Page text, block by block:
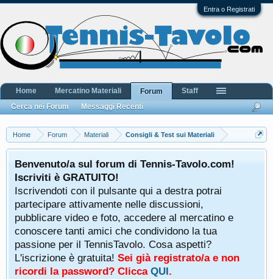
Entra o Registrati
Home Forum Materiali Consigli & Test sui Materiali
Benvenuto/a sul forum di Tennis-Tavolo.com!
Iscriviti è GRATUITO!
Iscrivendoti con il pulsante qui a destra potrai
partecipare attivamente nelle discussioni,
pubblicare video e foto, accedere al mercatino e
conoscere tanti amici che condividono la tua
passione per il TennisTavolo. Cosa aspetti?
L'iscrizione è gratuita! Sei già registrato/a e non
ricordi la password? Clicca QUI.
Home Mercatino Materiali
Forum
Cerca nei Forum
Messaggi Recenti
Staff